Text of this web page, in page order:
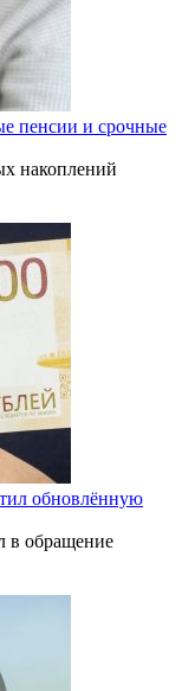
пенсии и срочные
накоплений
обновлённую
в обращение